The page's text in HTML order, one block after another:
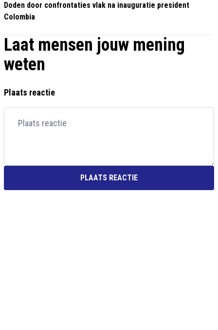
Doden door confrontaties vlak na inauguratie president
Colombia
Laat mensen jouw mening
weten
Plaats reactie
PLAATS REACTIE